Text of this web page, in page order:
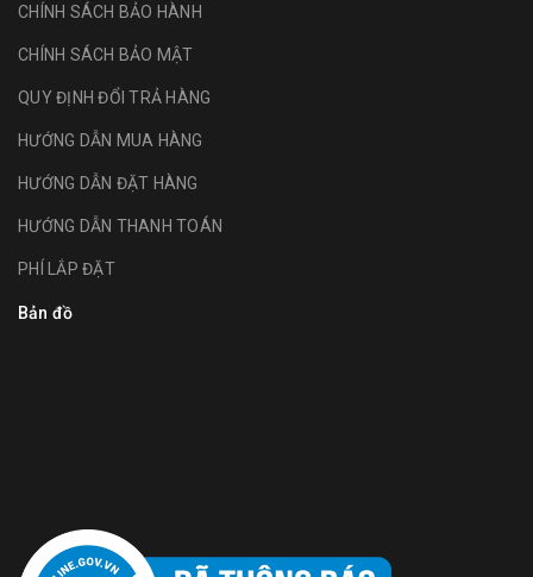
CHÍNH SÁCH BẢO HÀNH
CHÍNH SÁCH BẢO MẬT
QUY ĐỊNH ĐỔI TRẢ HÀNG
HƯỚNG DẪN MUA HÀNG
HƯỚNG DẪN ĐẶT HÀNG
HƯỚNG DẪN THANH TOÁN
PHÍ LẮP ĐẶT
Bản đồ